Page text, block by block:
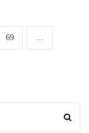
69 …